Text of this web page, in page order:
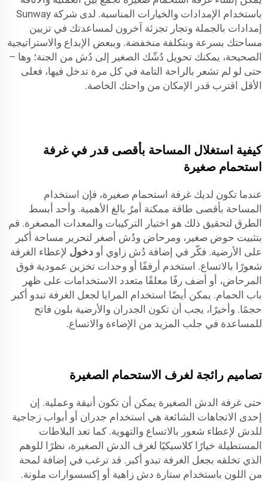
باستخدام الإمدادات والخيارات المناسبة. لدى شركة Sunway
إمدادات بالجملة وتجار تجزئة آخرون لمساعدتك في تزيين
مساحتك بسرعة وبتكلفة منخفضة. وببعض الإبداع والاستراتيجية
الصحيحة، يمكنك تحويل دُشّك الصغير إلى دُش من الجنة؛ وها –
حتى لو لم تشعر بالراحة التامة في كل مرة تدخل فيها، فعلى
الأقل اقترب قدر الإمكان من واحتك الخاصة.
كيفية استغلال المساحة بأقصى قدر في غرفة
استحمام صغيرة
عندما تكون لديك غرفة استحمام صغيرة، فإن استخدام
المساحة بأقصى طاقة ممكنة أمرٌ بالغ الأهمية. وأحد أبسط
الطرق لتحقيق ذلك هو اختيار التركيبات والمعدات المصغرة. قم
بتثبيت حوض صغير، ومرحاض ودُش أصغر لتحرير مساحة أكبر
على الأرضية. فكّر في إضافة دُش زاوي أو دخول لإعطاء الغرفة
شعورًا بالاتساع. استخدم أرففًا أو وحدات تخزين عمودية فوق
المرحاض، أو أضف رفًا معلقًا متعدد الاستخدامات على ظهر
باب الحمام. يمكن أيضًا استخدام المرايا لجعل الغرفة تبدو أكبر
حجمًا. وأخيرًا، يجب أن تكون الجدران والأرضية بلون فاتح
للمساعدة في جلب المزيد من الإضاءة والاتساع.
تصاميم رائجة لغرف الاستحمام الصغيرة
حتى غرفة الدش الصغيرة يمكن أن تكون أنيقة وعملية. إن
إحدى الاتجاهات الشائعة هي استخدام جدران أو أبواب زجاجية
للدش لإعطاء شعور بالاتساع والتهوية. كما تعد البلاطات
المستطيلة خيارًا كلاسيكيًا لغرف الدش الصغيرة، نظرًا للوهم
الذي تخلقه بجعل الغرفة تبدو أكبر. قد ترغب في إضافة لمحة
من اللون باستخدام ستارة دش زاهية أو إكسسوارات ملونة.